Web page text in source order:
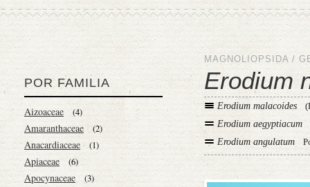
POR FAMILIA
Aizoaceae (4)
Amaranthaceae (2)
Anacardiaceae (1)
Apiaceae (6)
Apocynaceae (3)
MAGNOLIOPSIDA /
Erodium
Erodium malacoides
Erodium aegyptiacum
Erodium angulatum